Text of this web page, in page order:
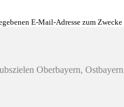
E-Mail-Adresse zum Zwecke
Oberbayern,